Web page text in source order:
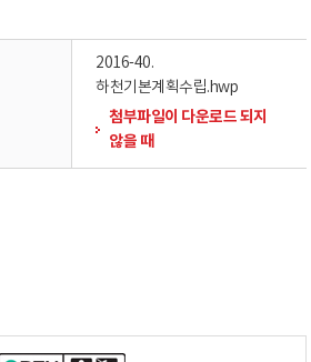
2016-40.
하천기본계획수립.hwp
첨부파일이 다운로드 되지
않을 때